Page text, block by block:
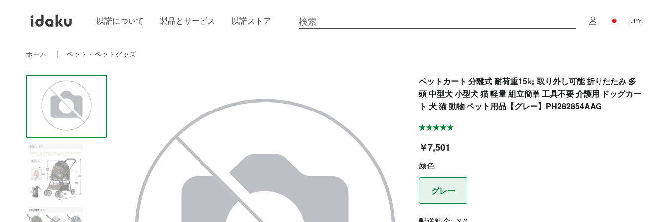
以諾について 製品とサービス 以諾ストア JPY
ホーム ペット・ペットグッズ
ペットカート 分離式 耐荷重15㎏ 取り外し可能 折りたたみ 多
頭 中型犬 小型犬 猫 軽量 組立簡単 工具不要 介護用 ドッグカー
ト 犬 猫 動物 ペット用品【グレー】PH282854AAG
￥7,501
颜色
グレー